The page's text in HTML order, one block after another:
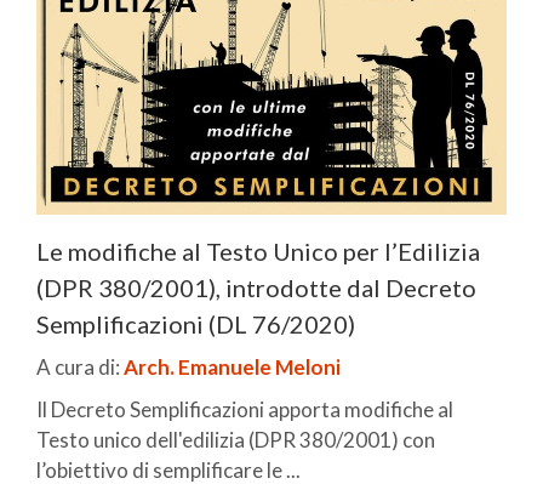
Le modifiche al Testo Unico per l’Edilizia
(DPR 380/2001), introdotte dal Decreto
Semplificazioni (DL 76/2020)
A cura di:Arch. Emanuele Meloni
Il Decreto Semplificazioni apporta modifiche al
Testo unico dell'edilizia (DPR 380/2001) con
l’obiettivo di semplificare le ...